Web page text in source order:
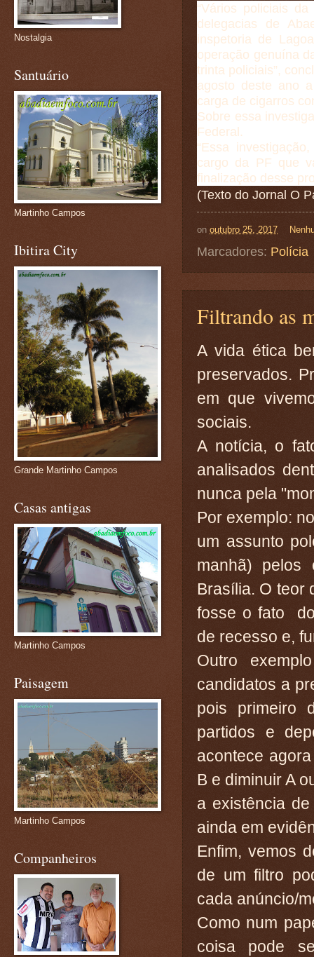
“Vários policiais
delegacias de
inspetoria de
operação genuína
trinta policiais”,
agosto deste ano
carga de cigarros
Sobre essa
Federal.
“Essa
cargo da PF que
finalização desse
(Texto do Jornal O
on outubro 25, 2017
Marcadores: Polícia
Filtrando as
A vida ética
preservados.
em que
sociais.
A notícia, o
analisados
nunca pela
Por exemplo:
um assunto
manhã) pelos
Brasília. O teor
fosse o fato
de recesso e,
Outro
candidatos a
pois primeiro
partidos e
acontece
B e diminuir A
a existência
ainda em
Enfim, vemos
de um filtro
cada anúncio/
Como num
coisa pode
Nostalgia
Santuário
Martinho Campos
Ibitira City
Grande Martinho Campos
Casas antigas
Martinho Campos
Paisagem
Martinho Campos
Companheiros